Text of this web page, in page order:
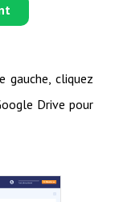
gauche, cliquez
Drive pour